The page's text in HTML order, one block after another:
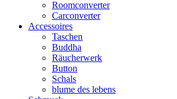
Roomconverter
Carconverter
Accessoires
Taschen
Buddha
Räucherwerk
Button
Schals
blume des lebens